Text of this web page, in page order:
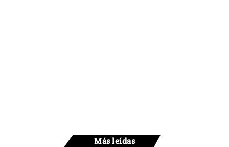
Más leídas